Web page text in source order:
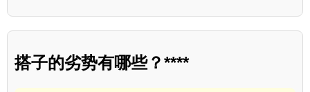
搭子的劣势有哪些？****